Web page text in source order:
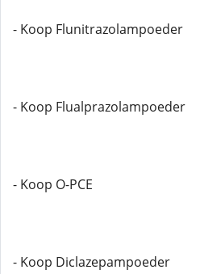
- Koop Flunitrazolampoeder
- Koop Flualprazolampoeder
- Koop O-PCE
- Koop Diclazepampoeder